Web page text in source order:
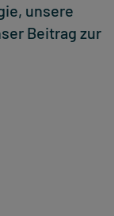
unsere
Beitrag zur